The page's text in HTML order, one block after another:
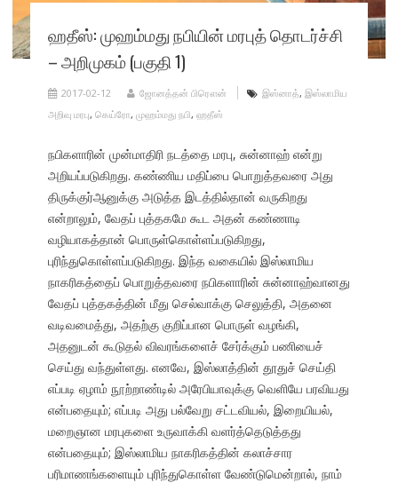
ஹதீஸ்: முஹம்மது நபியின் மரபுத் தொடர்ச்சி
– அறிமுகம் (பகுதி 1)
2017-02-12 ஜோனத்தன் பிரௌன் இஸ்னாத், இஸ்லாமிய
அறிவு மரபு, கெய்ரோ, முஹம்மது நபி, ஹதீஸ்
நபிகளாரின் முன்மாதிரி நடத்தை மரபு, சுன்னாஹ் என்று
அறியப்படுகிறது. கண்ணிய மதிப்பை பொறுத்தவரை அது
திருக்குர்ஆனுக்கு அடுத்த இடத்தில்தான் வருகிறது
என்றாலும், வேதப் புத்தகமே கூட அதன் கண்ணாடி
வழியாகத்தான் பொருள்கொள்ளப்படுகிறது,
புரிந்துகொள்ளப்படுகிறது. இந்த வகையில் இஸ்லாமிய
நாகரிகத்தைப் பொறுத்தவரை நபிகளாரின் சுன்னாஹ்வானது
வேதப் புத்தகத்தின் மீது செல்வாக்கு செலுத்தி, அதனை
வடிவமைத்து, அதற்கு குறிப்பான பொருள் வழங்கி,
அதனுடன் கூடுதல் விவரங்களைச் சேர்க்கும் பணியைச்
செய்து வந்துள்ளது. எனவே, இஸ்லாத்தின் தூதுச் செய்தி
எப்படி ஏழாம் நூற்றாண்டில் அரேபியாவுக்கு வெளியே பரவியது
என்பதையும்; எப்படி அது பல்வேறு சட்டவியல், இறையியல்,
மறைஞான மரபுகளை உருவாக்கி வளர்த்தெடுத்தது
என்பதையும்; இஸ்லாமிய நாகரிகத்தின் கலாச்சார
பரிமாணங்களையும் புரிந்துகொள்ள வேண்டுமென்றால், நாம்